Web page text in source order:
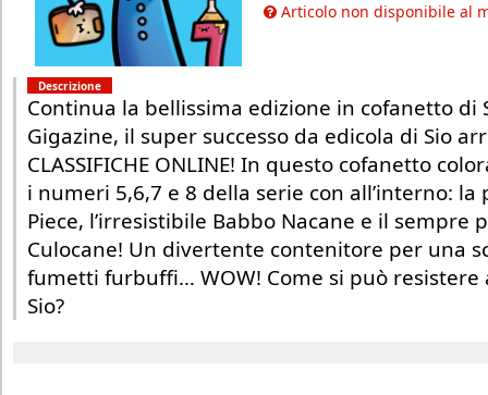
Articolo non disponibile al
Descrizione
Continua la bellissima edizione in cofanetto di
Gigazine, il super successo da edicola di Sio
CLASSIFICHE ONLINE! In questo cofanetto
i numeri 5,6,7 e 8 della serie con all’interno: la
Piece, l’irresistibile Babbo Nacane e il sempre
Culocane! Un divertente contenitore per una
fumetti furbuffi… WOW! Come si può resistere
Sio?